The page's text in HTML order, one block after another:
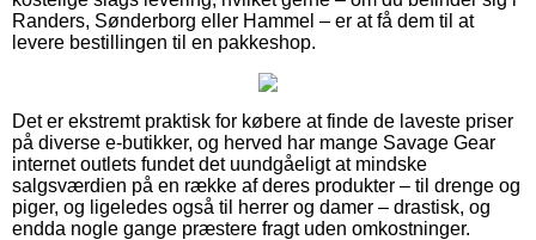
Randers, Sønderborg eller Hammel – er at få dem til at
levere bestillingen til en pakkeshop.
Det er ekstremt praktisk for købere at finde de laveste priser
på diverse e-butikker, og herved har mange Savage Gear
internet outlets fundet det uundgåeligt at mindske
salgsværdien på en række af deres produkter – til drenge og
piger, og ligeledes også til herrer og damer – drastisk, og
endda nogle gange præstere fragt uden omkostninger.